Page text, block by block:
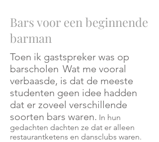
Bars voor een beginnende
barman
Toen ik gastspreker was op
barscholen Wat me vooral
verbaasde, is dat de meeste
studenten geen idee hadden
dat er zoveel verschillende
soorten bars waren. In hun
gedachten dachten ze dat er alleen
restaurantketens en dansclubs waren.